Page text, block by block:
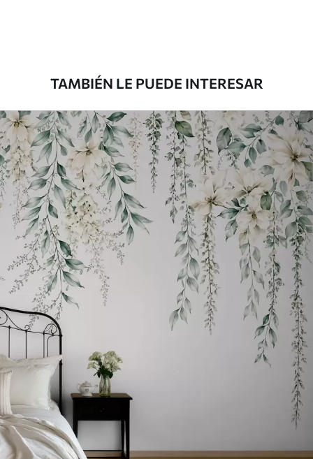
Vinilo Premium
1266.67$760.00/m²
Peel and Stick
1533.33$ 920.00 /m²
TAMBIÉN LE PUEDE INTERESAR